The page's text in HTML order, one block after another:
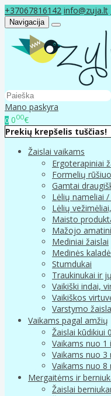
+37067816142 info@zuja.lt
Navigacija
Mano paskyra
0 000€
Prekių krepšelis tuščias!
Žaislai vaikams
Ergoterapiniai
Formelių
Gamtai
Lėlių nameliai
Lėlių
Maisto
Mažojo
Mediniai žaislai
Medinės
Stumdukai
Traukinukai ir
Vaikiški indai,
Vaikiškos
Varstymo
Vaikams pagal amžių
Žaislai kūdikiui
Vaikams nuo 1
Vaikams nuo
Vaikams nuo 8
Mergaitėms ir
Žaislai